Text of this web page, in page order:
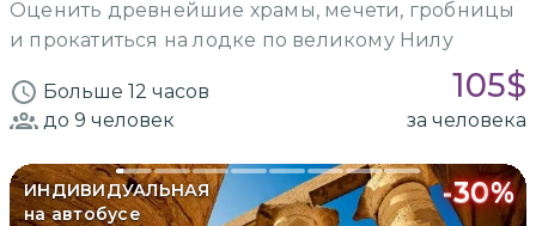
Оценить древнейшие храмы, мечети, гробницы
и прокатиться на лодке по великому Нилу
Больше 12 часов 105$
до 9 человек за человека
ИНДИВИДУАЛЬНАЯ
на автобусе
-30%